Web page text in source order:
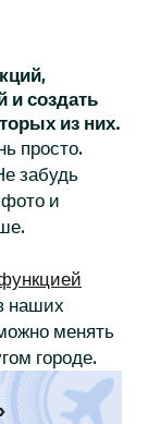
и создать
из них.
просто.
забудь
и
наших
менять
городе.